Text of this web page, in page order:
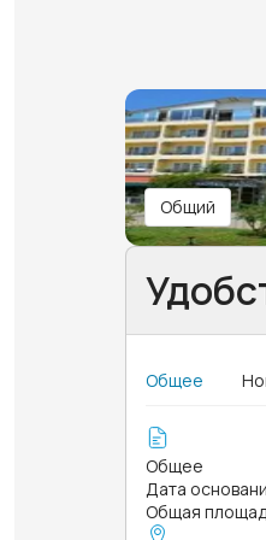
Общий
Общее
Общее
Дата
Общая